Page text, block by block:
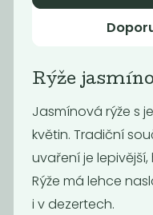
Rýže natural
neloupaná
89 Kč/ Kg
Rýže
Jasmínová rýže s
květin. Tradiční
uvaření je
Rýže má lehce
i v dezertech.